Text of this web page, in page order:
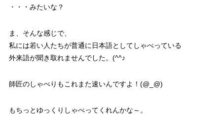
・・・みたいな？
ま、そんな感じで、
私には若い人たちが普通に日本語としてしゃべっている
外来語が聞き取れませんでした。(^^♪
師匠のしゃべりもこれまた速いんですよ！(@_@)
もちっとゆっくりしゃべってくれんかな～。